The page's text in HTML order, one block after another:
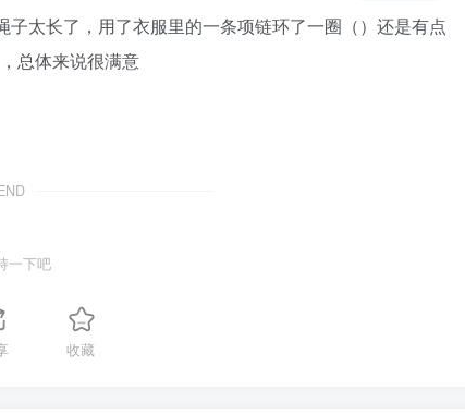
太长了，用了衣服里的一条项链环了一圈（）还是有点
总体来说很满意
一下吧
收藏